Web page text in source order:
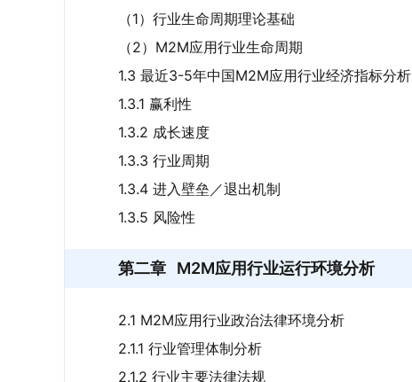
（1）行业生命周期理论基础
（2）M2M应用行业生命周期
1.3 最近3-5年中国M2M应用行业经济指标分析
1.3.1 赢利性
1.3.2 成长速度
1.3.3 行业周期
1.3.4 进入壁垒／退出机制
1.3.5 风险性
第二章 M2M应用行业运行环境分析
2.1 M2M应用行业政治法律环境分析
2.1.1 行业管理体制分析
2.1.2 行业主要法律法规